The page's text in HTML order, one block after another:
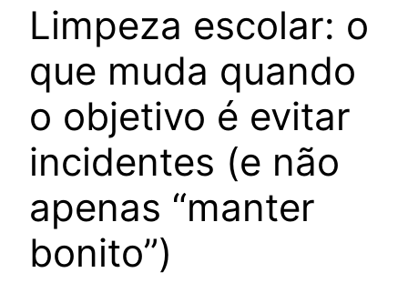
Limpeza escolar: o
que muda quando
o objetivo é evitar
incidentes (e não
apenas “manter
bonito”)